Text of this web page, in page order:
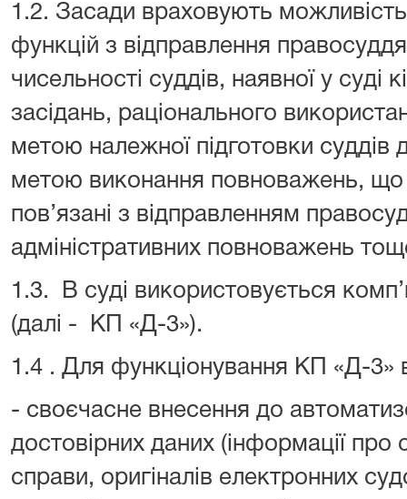
1.2. Засади враховують
функцій з відправлення
чисельності суддів, наявної у суді
засідань, раціонального
метою належної підготовки суддів
метою виконання повноважень, що
пов’язані з відправленням
адміністративних повноважень
1.3. В суді використовується
(далі - КП «Д-3»).
1.4 . Для функціонування КП «Д-3»
- своєчасне внесення до
достовірних даних (інформації про
справи, оригіналів електронних